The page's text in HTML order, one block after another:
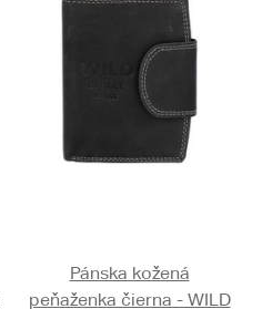
Pánska kožená
peňaženka čierna - WILD